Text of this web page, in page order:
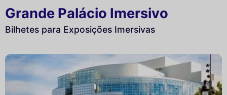
Grande Palácio Imersivo
Bilhetes para Exposições Imersivas